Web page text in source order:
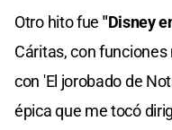
Otro hito fue "Disney
Cáritas, con
con 'El jorobado de
épica que me tocó